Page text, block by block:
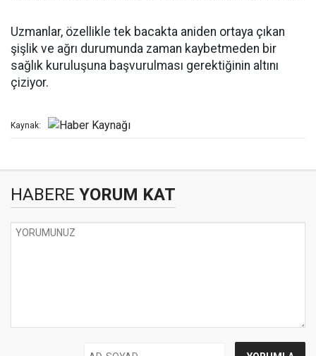
Uzmanlar, özellikle tek bacakta aniden ortaya çıkan
şişlik ve ağrı durumunda zaman kaybetmeden bir
sağlık kuruluşuna başvurulması gerektiğinin altını
çiziyor.
Kaynak:
HABERE YORUM KAT